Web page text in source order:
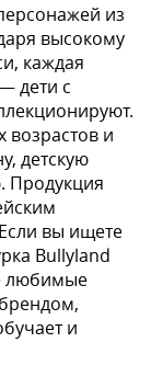
из
высокому
каждая
дети с
возрастов и
детскую
Продукция
вы ищете
Bullyland
любимые
и